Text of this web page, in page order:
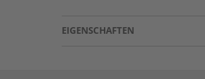
EIGENSCHAFTEN